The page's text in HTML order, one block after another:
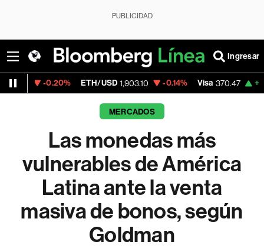
PUBLICIDAD
Ingresar
ETH/USD 1,903.10 -0.14% Visa 370.47 +0.52%
MERCADOS
Las monedas más
vulnerables de América
Latina ante la venta
masiva de bonos, según
Goldman